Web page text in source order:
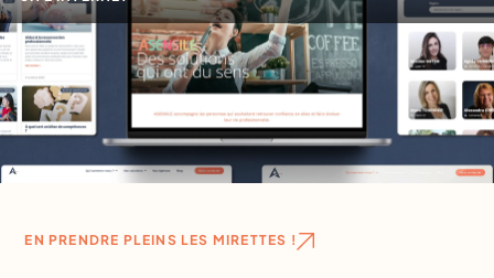
EN PRENDRE PLEINS LES MIRETTES !